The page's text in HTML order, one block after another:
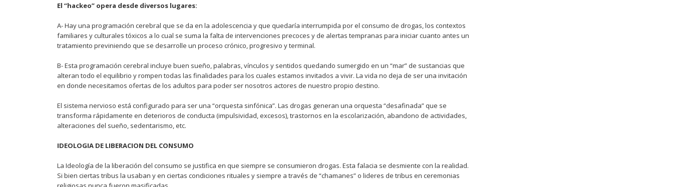
El “hackeo” opera desde diversos lugares:
A- Hay una programación cerebral que se da en la adolescencia y que quedaría interrumpida por el consumo de drogas, los contextos
familiares y culturales tóxicos a lo cual se suma la falta de intervenciones precoces y de alertas tempranas para iniciar cuanto antes un
tratamiento previniendo que se desarrolle un proceso crónico, progresivo y terminal.
B- Esta programación cerebral incluye buen sueño, palabras, vínculos y sentidos quedando sumergido en un “mar” de sustancias que
alteran todo el equilibrio y rompen todas las finalidades para los cuales estamos invitados a vivir. La vida no deja de ser una invitación
en donde necesitamos ofertas de los adultos para poder ser nosotros actores de nuestro propio destino.
El sistema nervioso está configurado para ser una “orquesta sinfónica”. Las drogas generan una orquesta “desafinada” que se
transforma rápidamente en deterioros de conducta (impulsividad, excesos), trastornos en la escolarización, abandono de actividades,
alteraciones del sueño, sedentarismo, etc.
IDEOLOGIA DE LIBERACION DEL CONSUMO
La Ideología de la liberación del consumo se justifica en que siempre se consumieron drogas. Esta falacia se desmiente con la realidad.
Si bien ciertas tribus la usaban y en ciertas condiciones rituales y siempre a través de “chamanes” o lideres de tribus en ceremonias